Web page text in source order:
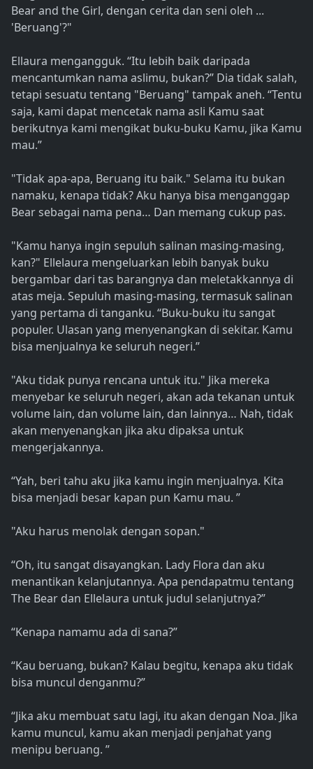
Bear and the Girl, dengan cerita dan seni oleh ...
'Beruang'?"
Ellaura mengangguk. “Itu lebih baik daripada
mencantumkan nama aslimu, bukan?” Dia tidak salah,
tetapi sesuatu tentang "Beruang" tampak aneh. “Tentu
saja, kami dapat mencetak nama asli Kamu saat
berikutnya kami mengikat buku-buku Kamu, jika Kamu
mau.”
"Tidak apa-apa, Beruang itu baik." Selama itu bukan
namaku, kenapa tidak? Aku hanya bisa menganggap
Bear sebagai nama pena… Dan memang cukup pas.
"Kamu hanya ingin sepuluh salinan masing-masing,
kan?" Ellelaura mengeluarkan lebih banyak buku
bergambar dari tas barangnya dan meletakkannya di
atas meja. Sepuluh masing-masing, termasuk salinan
yang pertama di tanganku. “Buku-buku itu sangat
populer. Ulasan yang menyenangkan di sekitar. Kamu
bisa menjualnya ke seluruh negeri.”
"Aku tidak punya rencana untuk itu." Jika mereka
menyebar ke seluruh negeri, akan ada tekanan untuk
volume lain, dan volume lain, dan lainnya… Nah, tidak
akan menyenangkan jika aku dipaksa untuk
mengerjakannya.
“Yah, beri tahu aku jika kamu ingin menjualnya. Kita
bisa menjadi besar kapan pun Kamu mau. ”
"Aku harus menolak dengan sopan."
“Oh, itu sangat disayangkan. Lady Flora dan aku
menantikan kelanjutannya. Apa pendapatmu tentang
The Bear dan Ellelaura untuk judul selanjutnya?”
“Kenapa namamu ada di sana?”
“Kau beruang, bukan? Kalau begitu, kenapa aku tidak
bisa muncul denganmu?”
“Jika aku membuat satu lagi, itu akan dengan Noa. Jika
kamu muncul, kamu akan menjadi penjahat yang
menipu beruang. ”